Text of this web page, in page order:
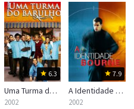
6.3
Uma Turma do Barulho
2002
7.9
A Identidade Bourne
2002